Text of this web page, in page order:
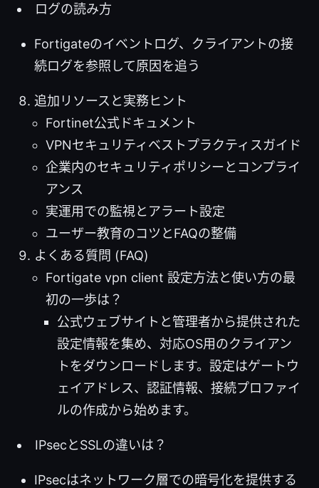
ログの読み方
Fortigateのイベントログ、クライアントの接
続ログを参照して原因を追う
追加リソースと実務ヒント
Fortinet公式ドキュメント
VPNセキュリティベストプラクティスガイド
企業内のセキュリティポリシーとコンプライ
アンス
実運用での監視とアラート設定
ユーザー教育のコツとFAQの整備
よくある質問 (FAQ)
Fortigate vpn client 設定方法と使い方の最
初の一歩は？
公式ウェブサイトと管理者から提供された
設定情報を集め、対応OS用のクライアン
トをダウンロードします。設定はゲートウ
ェイアドレス、認証情報、接続プロファイ
ルの作成から始めます。
IPsecとSSLの違いは？
IPsecはネットワーク層での暗号化を提供する